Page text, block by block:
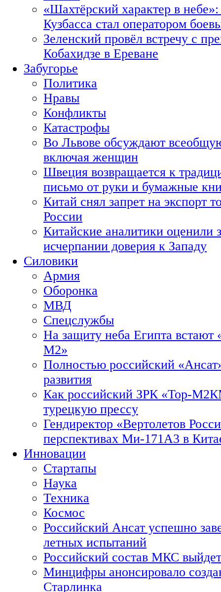
«Шахтёрский характер в
Кузбасса стал оператором
Зеленский провёл встречу с
Кобахидзе в Ереване
Забугорье
Политика
Нравы
Конфликты
Катастрофы
Во Львове обсуждают
включая женщин
Швеция возвращается к
письмо от руки и бумажные
Китай снял запрет на экспорт
России
Китайские аналитики оценили
исчерпании доверия к Западу
Силовики
Армия
Оборонка
МВД
Спецслужбы
На защиту неба Египта встают
М2»
Полностью российский
развития
Как российский ЗРК «Тор-
турецкую прессу
Гендиректор «Вертолетов
перспективах Ми-171А3 в
Инновации
Стартапы
Наука
Техника
Космос
Российский Ансат успешно
летных испытаний
Российский состав МКС
Минцифры анонсировало
Старлинка